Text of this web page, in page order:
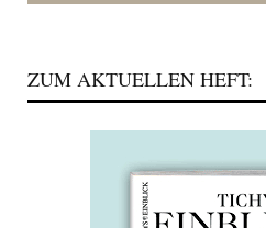
ZUM AKTUELLEN HEFT: